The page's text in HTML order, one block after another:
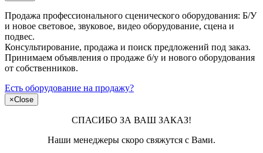
Продажа профессионального сценического оборудования: Б/У
и новое световое, звуковое, видео оборудование, сцена и
подвес.
Консультирование, продажа и поиск предложений под заказ.
Принимаем объявления о продаже б/у и нового оборудования
от собственников.
Есть оборудование на продажу?
×Close
СПАСИБО ЗА ВАШ ЗАКАЗ!
Наши менеджеры скоро свяжутся с Вами.